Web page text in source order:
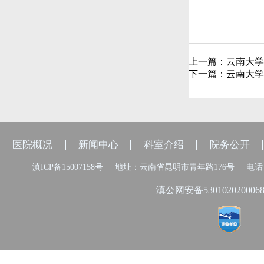
上一篇： 云南大
下一篇： 云南大
医院概况 新闻中心 科室介绍 院务公开
滇ICP备15007158号 地址：云南省昆明市青年路176号 电话
滇公网安备